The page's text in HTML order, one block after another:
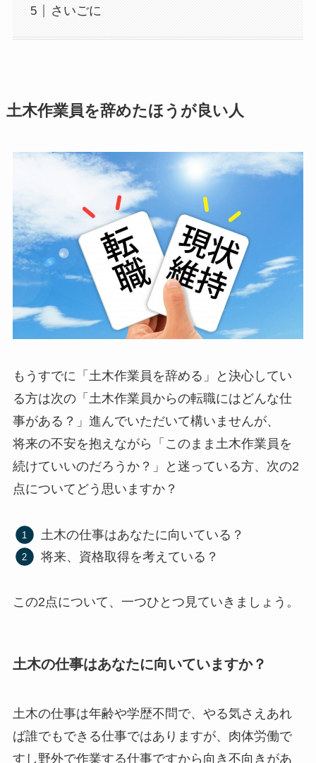
さいごに
土木作業員を辞めたほうが良い人
もうすでに「土木作業員を辞める」と決心してい
る方は次の「土木作業員からの転職にはどんな仕
事がある？」進んでいただいて構いませんが、
将来の不安を抱えながら「このまま土木作業員を
続けていいのだろうか？」と迷っている方、次の2
点についてどう思いますか？
土木の仕事はあなたに向いている？
将来、資格取得を考えている？
この2点について、一つひとつ見ていきましょう。
土木の仕事はあなたに向いていますか？
土木の仕事は年齢や学歴不問で、やる気さえあれ
ば誰でもできる仕事ではありますが、肉体労働で
すし野外で作業する仕事ですから向き不向きがあ